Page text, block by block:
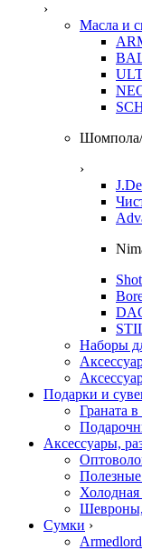
›
Масла и
Шомпола/
›
Наборы
Подарки и
Граната в
Аксессуары,
Сумки ›
Armedlord